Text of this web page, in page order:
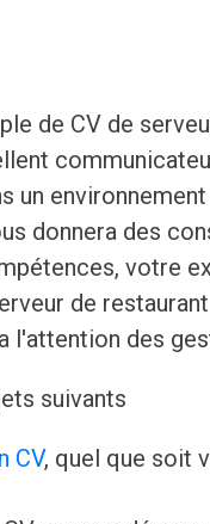
de CV de
un
donnera des
votre
de
l'attention des
suivants
CV, quel que soit